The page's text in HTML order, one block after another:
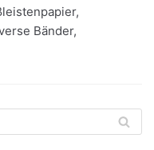
Bänder,